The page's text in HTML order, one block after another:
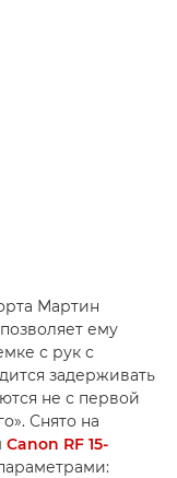
Мартин
ему
с рук с
задерживать
не с первой
Снято на
Canon RF 15-